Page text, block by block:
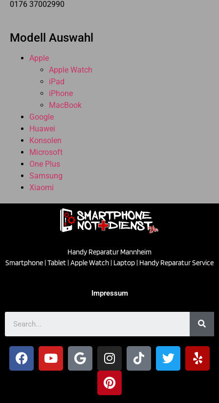
0176 37002990
Modell Auswahl
Apple
Apple Watch
iPad
iPhone
MacBook
Google
Huawei
Konsolen
Microsoft
One Plus
Samsung
Xiaomi
Handy Reparatur Mannheim
Smartphone | Tablet | Apple Watch | Laptop | Handy Reparatur Service
Impressum